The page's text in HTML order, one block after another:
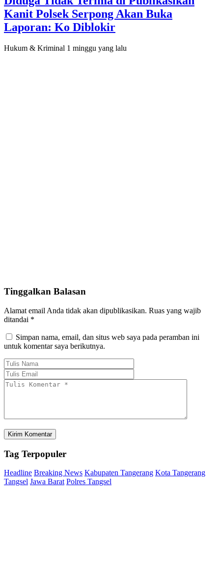
Kanit Polsek Serpong Akan Buka
Laporan: Ko Diblokir
Hukum & Kriminal 1 minggu yang lalu
Tinggalkan Balasan
Alamat email Anda tidak akan dipublikasikan. Ruas yang wajib
ditandai *
Simpan nama, email, dan situs web saya pada peramban ini
untuk komentar saya berikutnya.
Tag Terpopuler
Headline Breaking News Kabupaten Tangerang Kota Tangerang
Tangsel Jawa Barat Polres Tangsel